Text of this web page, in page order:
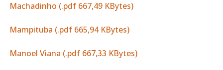
Machadinho (.pdf 667,49 KBytes)
Mampituba (.pdf 665,94 KBytes)
Manoel Viana (.pdf 667,33 KBytes)